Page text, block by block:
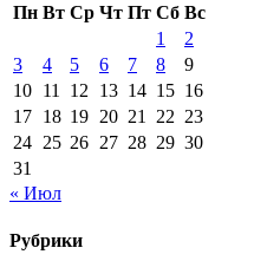
Пн Вт Ср Чт Пт Сб Вс
1
2
3
4 5 6 7 8
9
10 11 12 13 14 15 16
17 18 19 20 21 22 23
24 25 26 27 28 29 30
31
« Июл
Рубрики